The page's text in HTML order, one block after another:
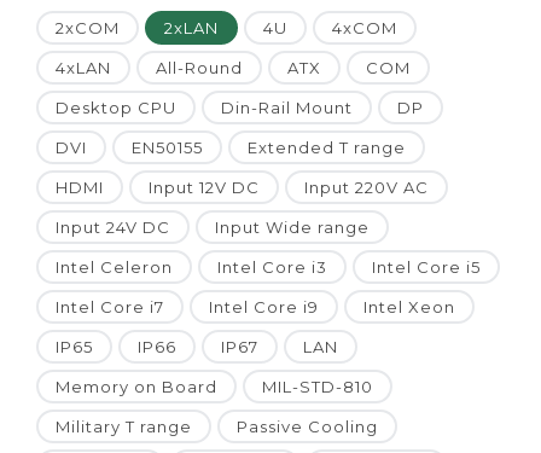
2xCOM 2xLAN 4U 4xCOM
4xLAN All-Round ATX COM
Desktop CPU Din-Rail Mount DP
DVI EN50155 Extended T range
HDMI Input 12V DC Input 220V AC
Input 24V DC Input Wide range
Intel Celeron Intel Core i3 Intel Core i5
Intel Core i7 Intel Core i9 Intel Xeon
IP65 IP66 IP67 LAN
Memory on Board MIL-STD-810
Military T range Passive Cooling